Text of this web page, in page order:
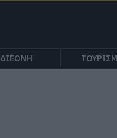
ΔΙΕΘΝΗ